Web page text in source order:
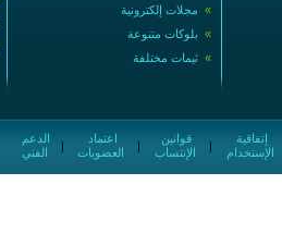
» مجلات إلكترونية
» بلوكات متنوعة
» ثيمات مختلفة
الفني
|
العضويات
|
الإنتساب
|
الإستخدام